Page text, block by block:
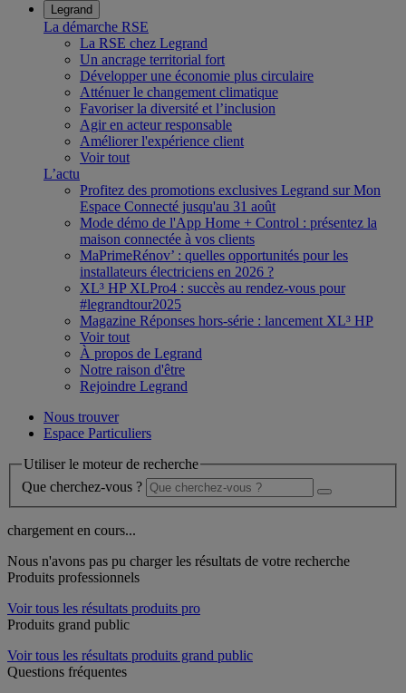
Legrand
La démarche RSE
La RSE chez Legrand
Un ancrage territorial fort
Développer une économie plus circulaire
Atténuer le changement climatique
Favoriser la diversité et l’inclusion
Agir en acteur responsable
Améliorer l'expérience client
Voir tout
L’actu
Profitez des promotions exclusives Legrand sur Mon
Espace Connecté jusqu'au 31 août
Mode démo de l'App Home + Control : présentez la
maison connectée à vos clients
MaPrimeRénov’ : quelles opportunités pour les
installateurs électriciens en 2026 ?
XL³ HP XLPro4 : succès au rendez-vous pour
#legrandtour2025
Magazine Réponses hors-série : lancement XL³ HP
Voir tout
À propos de Legrand
Notre raison d'être
Rejoindre Legrand
Nous trouver
Espace Particuliers
Utiliser le moteur de recherche
Que cherchez-vous ?
chargement en cours...
Nous n'avons pas pu charger les résultats de votre recherche
Produits professionnels
Voir tous les résultats produits pro
Produits grand public
Voir tous les résultats produits grand public
Questions fréquentes